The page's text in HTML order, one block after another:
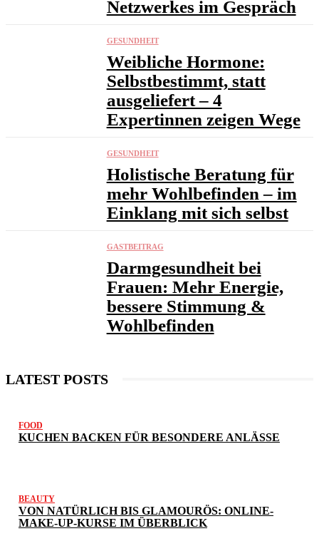
Netzwerkes im Gespräch
GESUNDHEIT
Weibliche Hormone:
Selbstbestimmt, statt
ausgeliefert – 4
Expertinnen zeigen Wege
GESUNDHEIT
Holistische Beratung für
mehr Wohlbefinden – im
Einklang mit sich selbst
GASTBEITRAG
Darmgesundheit bei
Frauen: Mehr Energie,
bessere Stimmung &
Wohlbefinden
LATEST POSTS
FOOD
KUCHEN BACKEN FÜR BESONDERE ANLÄSSE
BEAUTY
VON NATÜRLICH BIS GLAMOURÖS: ONLINE-
MAKE-UP-KURSE IM ÜBERBLICK